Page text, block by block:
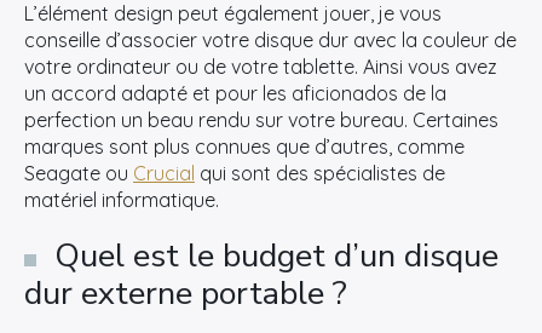
L’élément design peut également jouer, je vous
conseille d’associer votre disque dur avec la couleur de
votre ordinateur ou de votre tablette. Ainsi vous avez
un accord adapté et pour les aficionados de la
perfection un beau rendu sur votre bureau. Certaines
marques sont plus connues que d’autres, comme
Seagate ou Crucial qui sont des spécialistes de
matériel informatique.
Quel est le budget d’un disque
dur externe portable ?
×